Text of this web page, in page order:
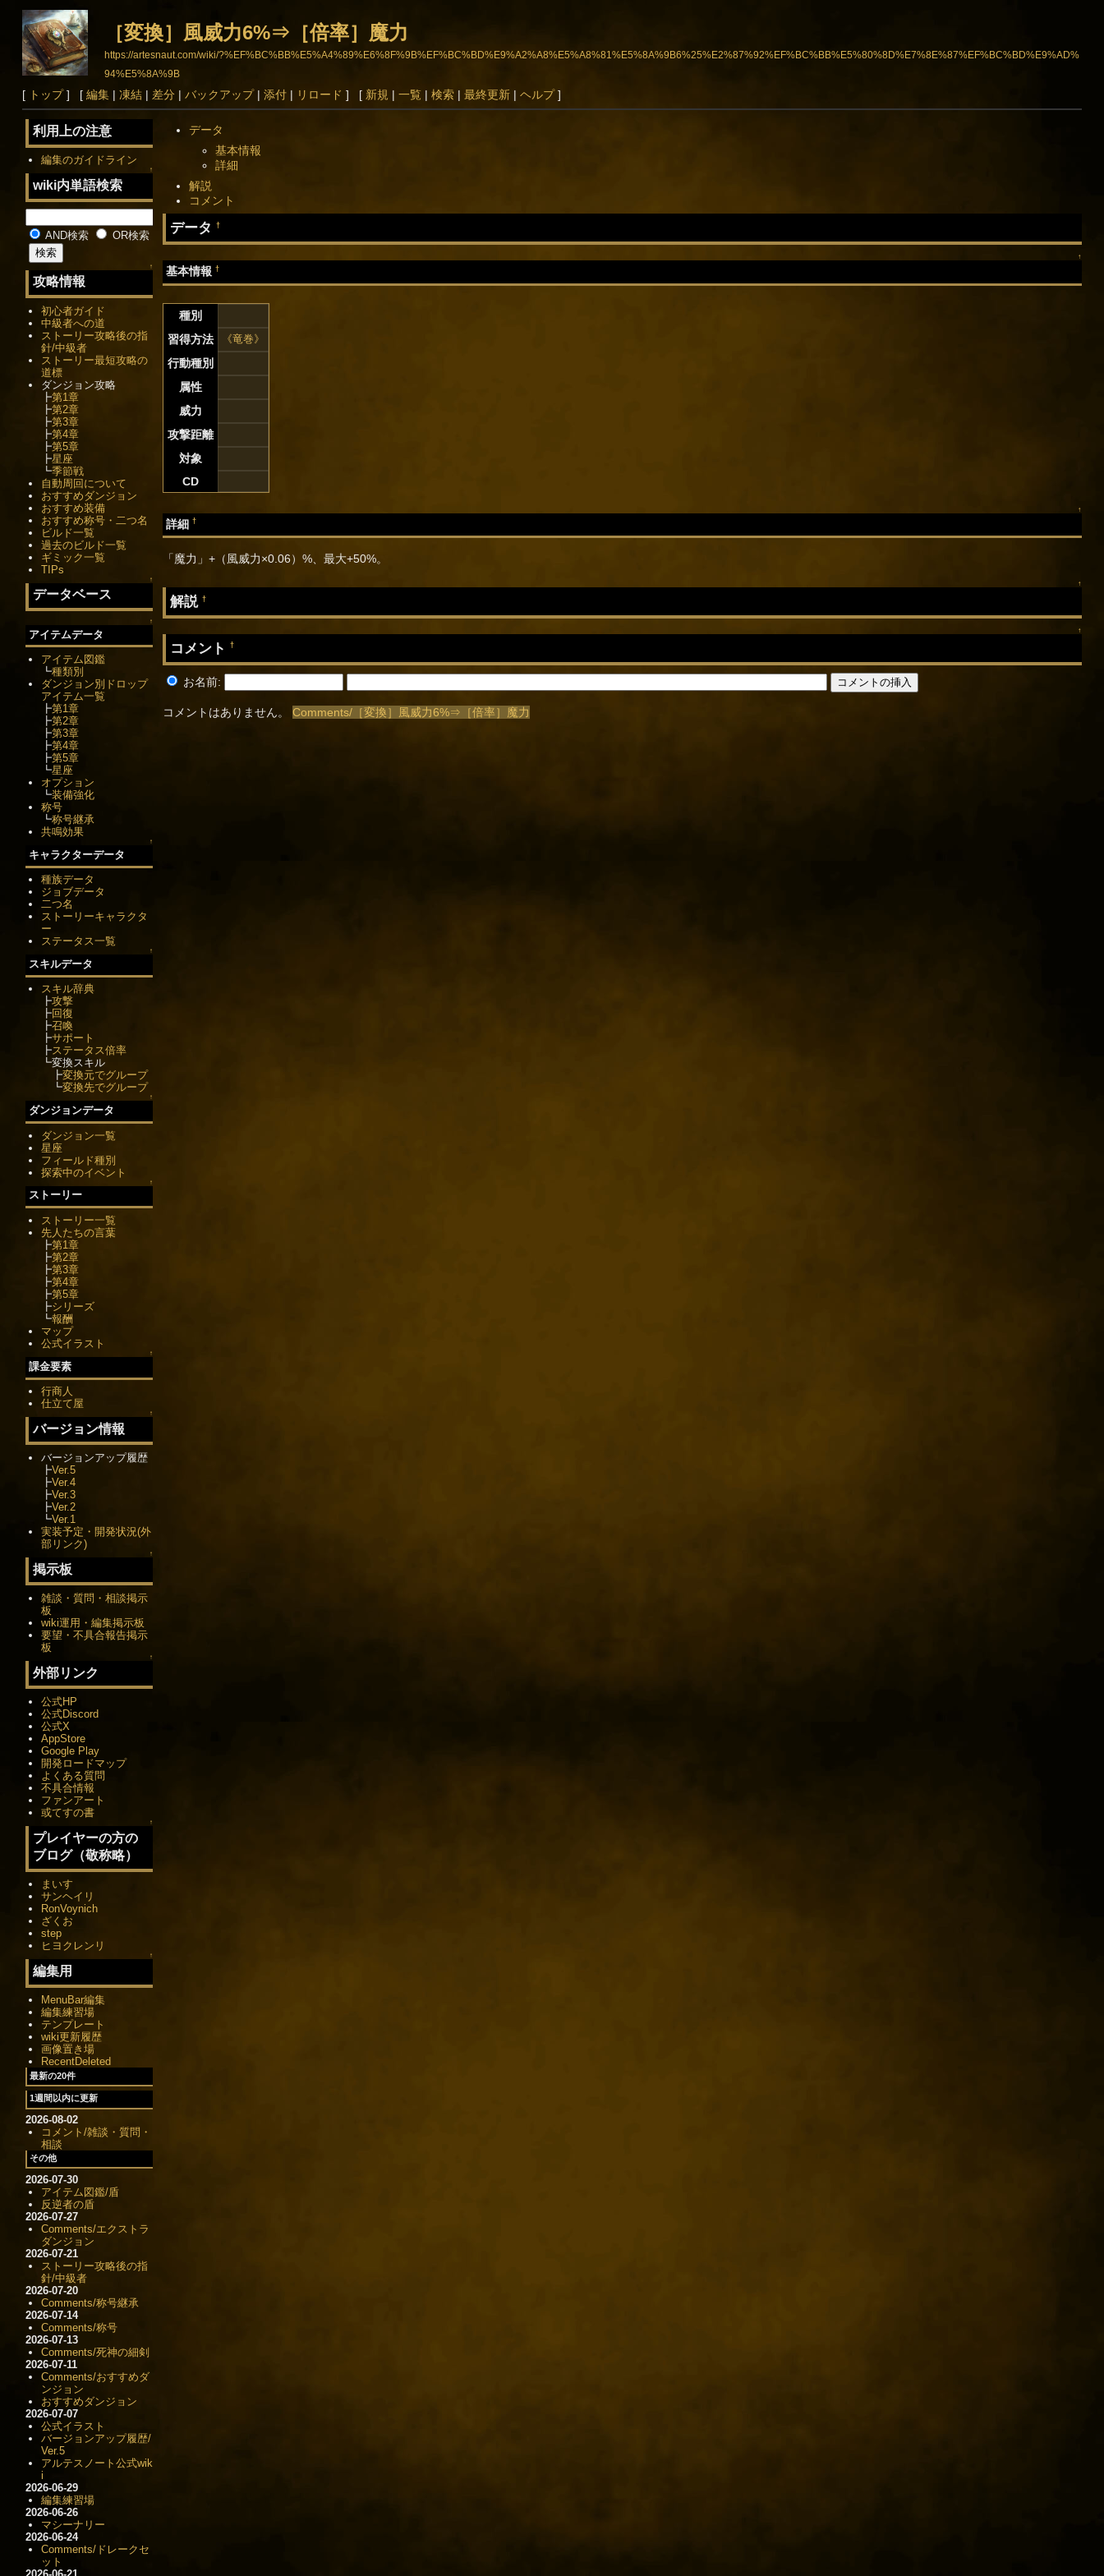
［変換］風威力6%⇒［倍率］魔力
https://artesnaut.com/wiki/?%EF%BC%BB%E5%A4%89%E6%8F%9B%EF%BC%BD%E9%A2%A8%E5%A8%81%E5%8A%9B6%25%E2%87%92%EF%BC%BB%E5%80%8D%E7%8E%87%EF%BC%BD%E9%AD%
94%E5%8A%9B
[ トップ] [ 編集| 凍結| 差分| バックアップ| 添付| リロード ] [ 新規 | 一覧 | 検索| 最終更新| ヘルプ]
データ
基本情報
詳細
解説
コメント
データ †
↑
基本情報 †
種別
習得方法
《竜巻》
行動種別
属性
威力
攻撃距離
対象
CD
↑
詳細 †
「魔力」+（風威力×0.06）%、最大+50%。
↑
解説 †
↑
コメント †
お名前:
コメントはありません。 Comments/［変換］風威力6%⇒［倍率］魔力
利用上の注意
編集のガイドライン
↑
wiki内単語検索
AND検索 OR検索
↑
攻略情報
初心者ガイド
中級者への道
ストーリー攻略後の指
針/中級者
ストーリー最短攻略の
道標
ダンジョン攻略
┣第1章
┣第2章
┣第3章
┣第4章
┣第5章
┣星座
┗季節戦
自動周回について
おすすめダンジョン
おすすめ装備
おすすめ称号・二つ名
ビルド一覧
過去のビルド一覧
ギミック一覧
TIPs
↑
データベース
↑
アイテムデータ
アイテム図鑑
┗種類別
ダンジョン別ドロップ
アイテム一覧
┣第1章
┣第2章
┣第3章
┣第4章
┣第5章
┗星座
オプション
┗装備強化
称号
┗称号継承
共鳴効果
↑
キャラクターデータ
種族データ
ジョブデータ
二つ名
ストーリーキャラクタ
ー
ステータス一覧
↑
スキルデータ
スキル辞典
┣攻撃
┣回復
┣召喚
┣サポート
┣ステータス倍率
┗変換スキル
┣変換元でグループ
┗変換先でグループ
↑
ダンジョンデータ
ダンジョン一覧
星座
フィールド種別
探索中のイベント
↑
ストーリー
ストーリー一覧
先人たちの言葉
┣第1章
┣第2章
┣第3章
┣第4章
┣第5章
┣シリーズ
┗報酬
マップ
公式イラスト
↑
課金要素
行商人
仕立て屋
↑
バージョン情報
バージョンアップ履歴
┣Ver.5
┣Ver.4
┣Ver.3
┣Ver.2
┗Ver.1
実装予定・開発状況(外
部リンク)
↑
掲示板
雑談・質問・相談掲示
板
wiki運用・編集掲示板
要望・不具合報告掲示
板
↑
外部リンク
公式HP
公式Discord
公式X
AppStore
Google Play
開発ロードマップ
よくある質問
不具合情報
ファンアート
或てすの書
↑
プレイヤーの方の
ブログ（敬称略）
まいす
サンヘイリ
RonVoynich
ざくお
step
ヒヨクレンリ
↑
編集用
MenuBar編集
編集練習場
テンプレート
wiki更新履歴
画像置き場
RecentDeleted
最新の20件
1週間以内に更新
2026-08-02
コメント/雑談・質問・
相談
その他
2026-07-30
アイテム図鑑/盾
反逆者の盾
2026-07-27
Comments/エクストラ
ダンジョン
2026-07-21
ストーリー攻略後の指
針/中級者
2026-07-20
Comments/称号継承
2026-07-14
Comments/称号
2026-07-13
Comments/死神の細剣
2026-07-11
Comments/おすすめダ
ンジョン
おすすめダンジョン
2026-07-07
公式イラスト
バージョンアップ履歴/
Ver.5
アルテスノート公式wik
i
2026-06-29
編集練習場
2026-06-26
マシーナリー
2026-06-24
Comments/ドレークセ
ット